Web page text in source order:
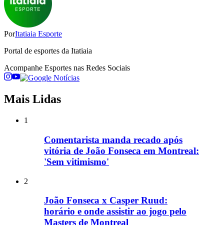
PorItatiaia Esporte
Portal de esportes da Itatiaia
Acompanhe Esportes nas Redes Sociais
Mais Lidas
1
Comentarista manda recado após
vitória de João Fonseca em Montreal:
'Sem vitimismo'
2
João Fonseca x Casper Ruud:
horário e onde assistir ao jogo pelo
Masters de Montreal